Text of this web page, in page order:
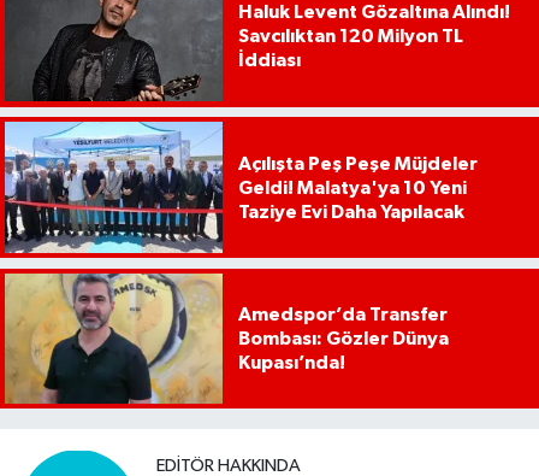
Haluk Levent Gözaltına Alındı!
Savcılıktan 120 Milyon TL
İddiası
Açılışta Peş Peşe Müjdeler
Geldi! Malatya'ya 10 Yeni
Taziye Evi Daha Yapılacak
Amedspor’da Transfer
Bombası: Gözler Dünya
Kupası’nda!
EDITÖR HAKKINDA